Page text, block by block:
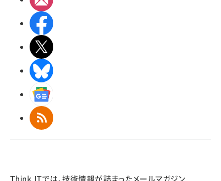
RSS
Think ITでは、技術情報が詰まったメールマガジン